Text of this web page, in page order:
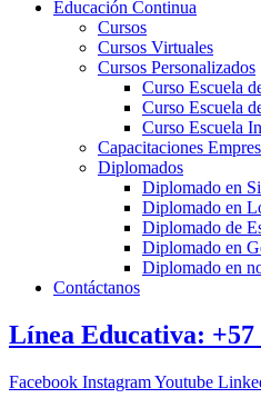
Educación Continua
Cursos
Cursos Virtuales
Cursos Personalizados
Curso Escuela
Curso Escuela
Curso Escuela
Capacitaciones
Diplomados
Diplomado en
Diplomado en
Diplomado de
Diplomado en
Diplomado en
Contáctanos
Línea Educativa: +57
Facebook InstagramYoutube